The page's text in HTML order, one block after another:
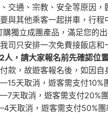
交通、宗教、安全等原因
與其他乘客一起拼車，行
獨立成團產品，滿足您的出
司只安排一次免費接飯店
，請大家報名前先確認位
款，故遊客報名後，如因自
天取消，遊客需支付10%
天取消，遊客需支付20%
天取消，遊客需支付50%團